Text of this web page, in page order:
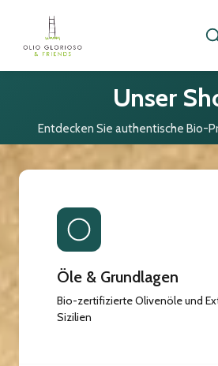
Unser
Entdecken Sie authentische Bio-
Öle & Grundlagen
Bio-zertifizierte Olivenöle und
Sizilien